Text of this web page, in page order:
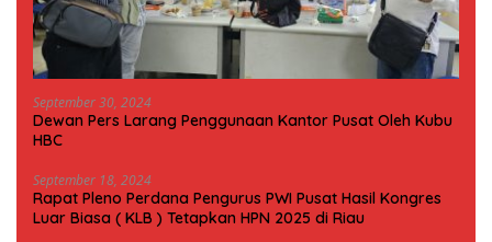
September 30, 2024
Dewan Pers Larang Penggunaan Kantor Pusat Oleh Kubu
HBC
September 18, 2024
Rapat Pleno Perdana Pengurus PWI Pusat Hasil Kongres
Luar Biasa ( KLB ) Tetapkan HPN 2025 di Riau